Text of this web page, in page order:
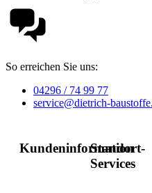
So erreichen Sie uns:
04296 / 74 99 77
service@dietrich-
Kundeninformation
Standort-
Services